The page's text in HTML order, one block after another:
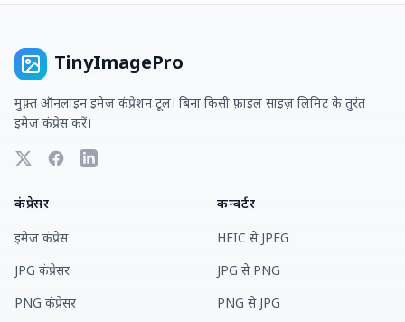
TinyImagePro
मुफ़्त ऑनलाइन इमेज कंप्रेशन टूल। बिना किसी फ़ाइल साइज़ लिमिट के तुरंत
इमेज कंप्रेस करें।
कंप्रेसर
इमेज कंप्रेस
JPG कंप्रेसर
PNG कंप्रेसर
कन्वर्टर
HEIC से JPEG
JPG से PNG
PNG से JPG